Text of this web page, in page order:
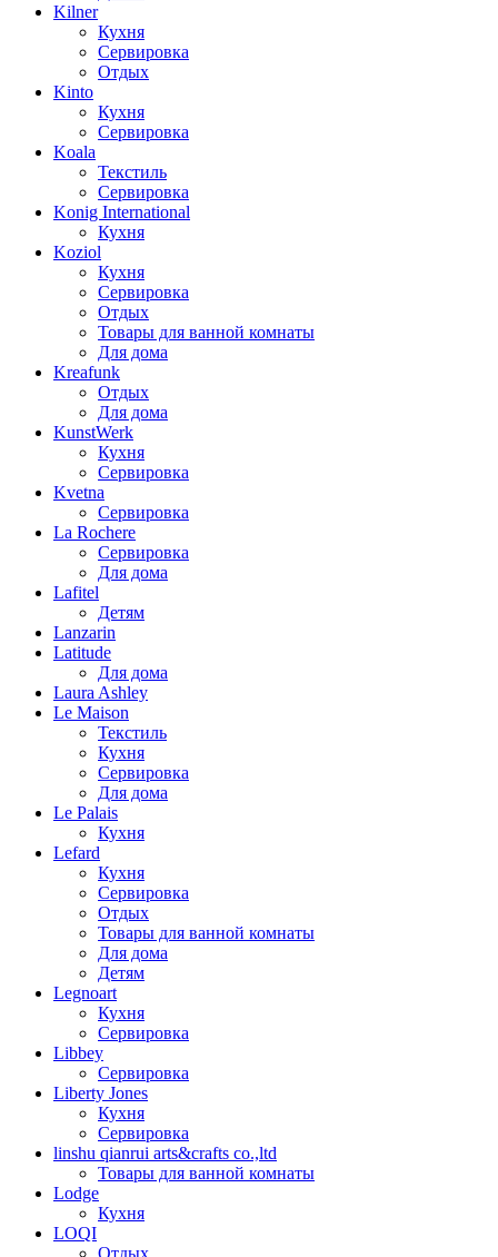
Kilner
Кухня
Сервировка
Отдых
Kinto
Кухня
Сервировка
Koala
Текстиль
Сервировка
Konig International
Кухня
Koziol
Кухня
Сервировка
Отдых
Товары для ванной комнаты
Для дома
Kreafunk
Отдых
Для дома
KunstWerk
Кухня
Сервировка
Kvetna
Сервировка
La Rochere
Сервировка
Для дома
Lafitel
Детям
Lanzarin
Latitude
Для дома
Laura Ashley
Le Maison
Текстиль
Кухня
Сервировка
Для дома
Le Palais
Кухня
Lefard
Кухня
Сервировка
Отдых
Товары для ванной комнаты
Для дома
Детям
Legnoart
Кухня
Сервировка
Libbey
Сервировка
Liberty Jones
Кухня
Сервировка
linshu qianrui arts&crafts co.,ltd
Товары для ванной комнаты
Lodge
Кухня
LOQI